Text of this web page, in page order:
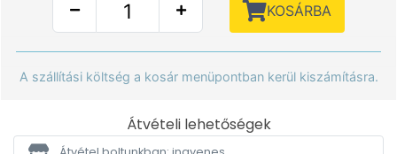
KOSÁRBA
A szállítási költség a kosár menüpontban kerül kiszámításra.
Átvételi lehetőségek